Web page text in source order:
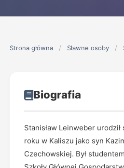
Strona główna / Sławne osoby /
Biografia
Stanisław Leinweber
roku w Kaliszu jako syn
Czechowskiej. Był